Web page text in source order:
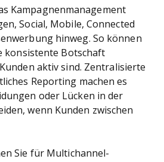
Kampagnenmanagement
Social, Mobile, Connected
hinweg. So können
konsistente Botschaft
aktiv sind. Zentralisierte
Reporting machen es
oder Lücken in der
wenn Kunden zwischen
Sie für Multichannel-